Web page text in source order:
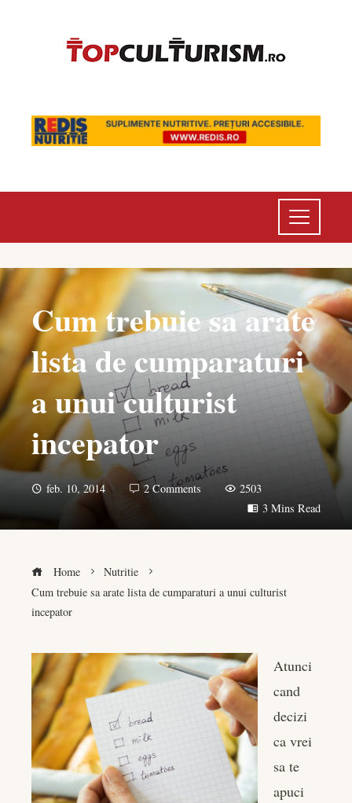
Cum trebuie sa arate
lista de cumparaturi
a unui culturist
incepator
feb. 10, 2014 2 Comments
2503
3 Mins Read
Home
Nutritie
Cum trebuie sa arate lista de cumparaturi a unui culturist
incepator
Atunci
cand
decizi
ca vrei
sa te
apuci